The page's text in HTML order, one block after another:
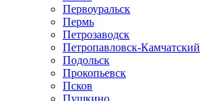
Первоуральск
Пермь
Петрозаводск
Петропавловск-Камчатский
Подольск
Прокопьевск
Псков
Пушкино